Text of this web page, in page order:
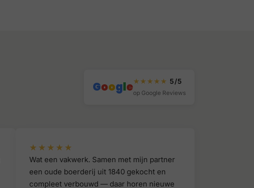
Google★★★★★ 5/5
op Google Reviews
★★★★★
Wat een vakwerk. Samen met mijn partner
een oude boerderij uit 1840 gekocht en
compleet verbouwd — daar horen nieuwe